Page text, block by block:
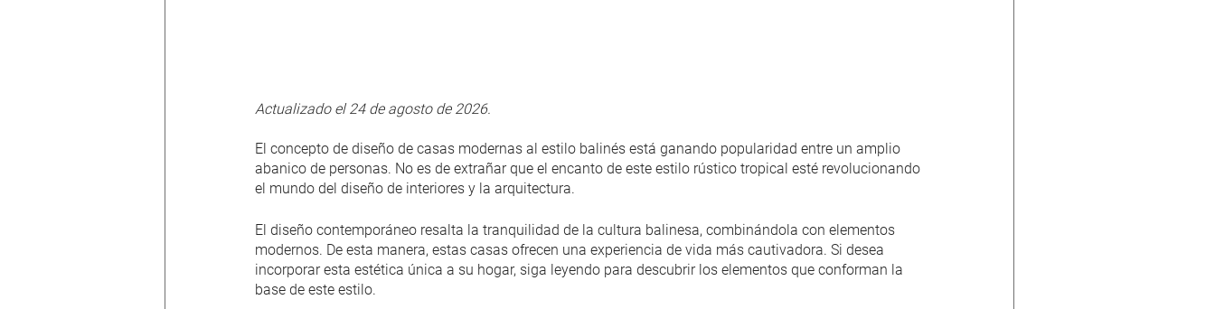
Actualizado el 24 de agosto de 2026.
El concepto de diseño de casas modernas al estilo balinés está ganando popularidad entre un amplio
abanico de personas. No es de extrañar que el encanto de este estilo rústico tropical esté revolucionando
el mundo del diseño de interiores y la arquitectura.
El diseño contemporáneo resalta la tranquilidad de la cultura balinesa, combinándola con elementos
modernos. De esta manera, estas casas ofrecen una experiencia de vida más cautivadora. Si desea
incorporar esta estética única a su hogar, siga leyendo para descubrir los elementos que conforman la
base de este estilo.